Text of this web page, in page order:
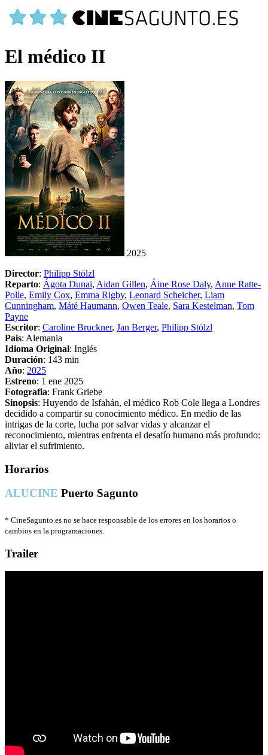
El médico II
2025
Director: Philipp Stölzl
Reparto: Ágota Dunai, Aidan Gillen, Áine Rose Daly, Anne Ratte-
Polle, Emily Cox, Emma Rigby, Leonard Scheicher, Liam
Cunningham, Máté Haumann, Owen Teale, Sara Kestelman, Tom
Payne
Escritor: Caroline Bruckner, Jan Berger, Philipp Stölzl
Pais: Alemania
Idioma Original: Inglés
Duración: 143 min
Año: 2025
Estreno: 1 ene 2025
Fotografia: Frank Griebe
Sinopsis: Huyendo de Isfahán, el médico Rob Cole llega a Londres
decidido a compartir su conocimiento médico. En medio de las
intrigas de la corte, lucha por salvar vidas y alcanzar el
reconocimiento, mientras enfrenta el desafío humano más profundo:
aliviar el sufrimiento.
Horarios
ALUCINE Puerto Sagunto
* CineSagunto.es no se hace responsable de los errores en los horarios o
cambios en la programaciones.
Trailer